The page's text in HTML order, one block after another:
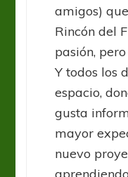
amigos)
Rincón del
pasión,
Y todos los
espacio,
gusta
mayor
nuevo